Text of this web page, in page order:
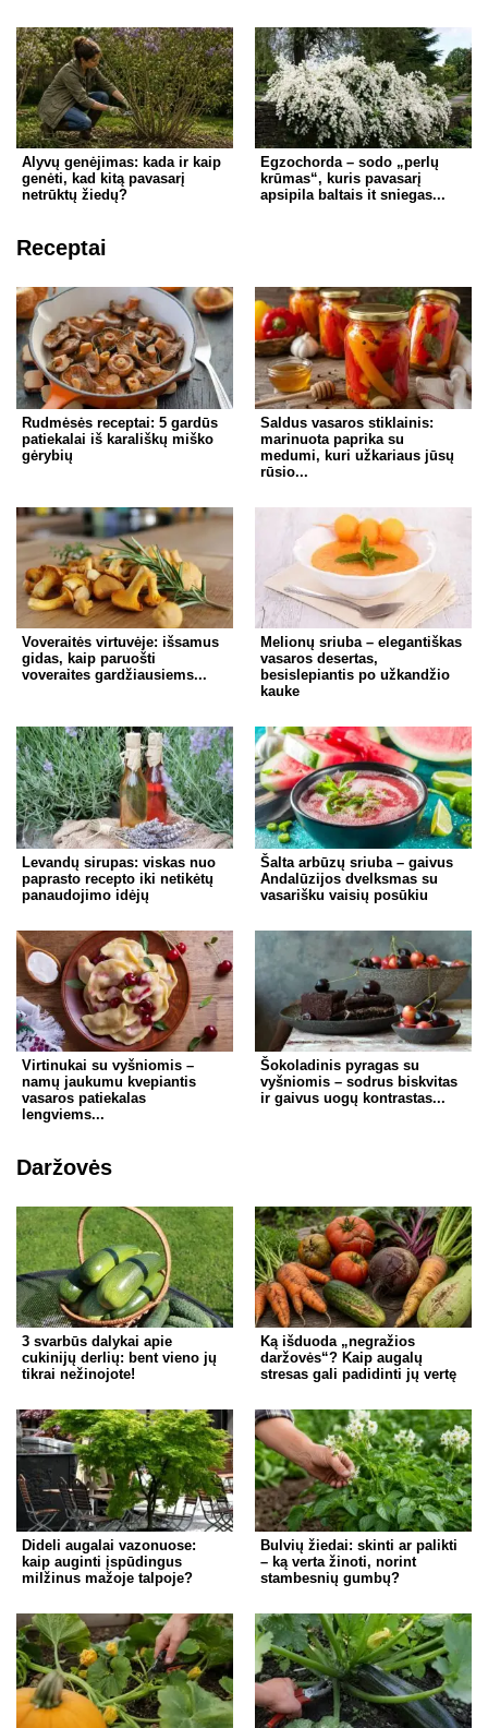
Alyvų genėjimas: kada ir kaip
genėti, kad kitą pavasarį
netrūktų žiedų?
Egzochorda – sodo „perlų
krūmas“, kuris pavasarį
apsipila baltais it sniegas...
Receptai
Rudmėsės receptai: 5 gardūs
patiekalai iš karališkų miško
gėrybių
Saldus vasaros stiklainis:
marinuota paprika su
medumi, kuri užkariaus jūsų
rūsio...
Voveraitės virtuvėje: išsamus
gidas, kaip paruošti
voveraites gardžiausiems...
Melionų sriuba – elegantiškas
vasaros desertas,
besislepiantis po užkandžio
kauke
Levandų sirupas: viskas nuo
paprasto recepto iki netikėtų
panaudojimo idėjų
Šalta arbūzų sriuba – gaivus
Andalūzijos dvelksmas su
vasarišku vaisių posūkiu
Virtinukai su vyšniomis –
namų jaukumu kvepiantis
vasaros patiekalas
lengviems...
Šokoladinis pyragas su
vyšniomis – sodrus biskvitas
ir gaivus uogų kontrastas...
Daržovės
3 svarbūs dalykai apie
cukinijų derlių: bent vieno jų
tikrai nežinojote!
Ką išduoda „negražios
daržovės“? Kaip augalų
stresas gali padidinti jų vertę
Dideli augalai vazonuose:
kaip auginti įspūdingus
milžinus mažoje talpoje?
Bulvių žiedai: skinti ar palikti
– ką verta žinoti, norint
stambesnių gumbų?